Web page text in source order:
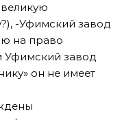
великую
-Уфимский завод
на право
Уфимский завод
он не имеет